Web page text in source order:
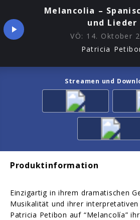
Melancolia –
und Lieder
VÖ: 14. Oktober
Patricia
Streamen und
Produktinformation
Einzigartig in ihrem dramatischen
Musikalität und ihrer
Patricia Petibon auf “Melancolía”